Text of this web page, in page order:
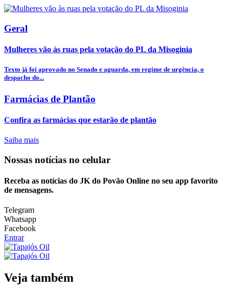
Geral
Mulheres vão às ruas pela votação do PL da Misoginia
Texto já foi aprovado no Senado e aguarda, em regime de urgência, o
despacho do...
Farmácias de Plantão
Confira as farmácias que estarão de plantão
Saiba mais
Nossas notícias no celular
Receba as notícias do JK do Povão Online no seu app favorito
de mensagens.
Telegram
Whatsapp
Facebook
Entrar
Veja também